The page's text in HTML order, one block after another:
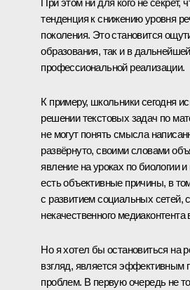
тенденция к снижению уровня
поколения. Это становится
образования, так и в дальнейшей
профессиональной реализации.
К примеру, школьники сегодня
решении текстовых задач по
не могут понять смысла
развёрнуто, своими словами
явление на уроках по биологии
есть объективные причины, в
с развитием социальных сетей,
некачественного медиаконтента
Но я хотел бы остановиться на
взгляд, является эффективным
проблем. В первую очередь не